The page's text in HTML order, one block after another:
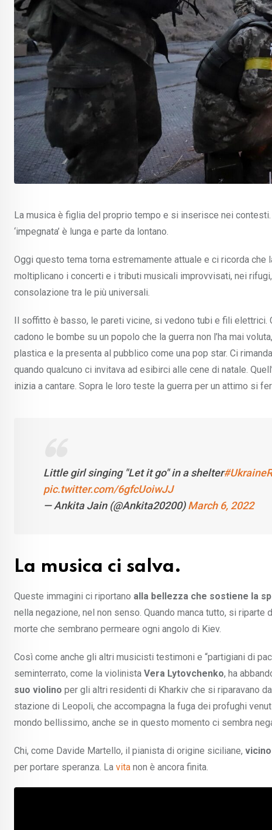
La musica è figlia del proprio tempo e si inserisce nei
‘impegnata’ è lunga e parte da lontano.
Oggi questo tema torna estremamente attuale e ci ricorda che
moltiplicano i concerti e i tributi musicali improvvisati, nei
consolazione tra le più universali.
Il soffitto è basso, le pareti vicine, si vedono tubi e fili
cadono le bombe su un popolo che la guerra non l’ha mai
plastica e la presenta al pubblico come una pop star. Ci
quando qualcuno ci invitava ad esibirci alle cene di natale.
inizia a cantare. Sopra le loro teste la guerra per un attimo si
Little girl singing "Let it go" in a shelter
pic.twitter.com/6gfcUoiwJJ
— Ankita Jain (@Ankita20200)March 6, 2022
La musica ci salva.
Queste immagini ci riportano alla bellezza che sostiene la
nella negazione, nel non senso. Quando manca tutto, si riparte
morte che sembrano permeare ogni angolo di Kiev.
Così come anche gli altri musicisti testimoni e “partigiani di
seminterrato, come la violinista Vera Lytovchenko, ha
suo violino per gli altri residenti di Kharkiv che si riparavano
stazione di Leopoli, che accompagna la fuga dei profughi
mondo bellissimo, anche se in questo momento ci sembra
Chi, come Davide Martello, il pianista di origine siciliane,
per portare speranza. La vita non è ancora finita.